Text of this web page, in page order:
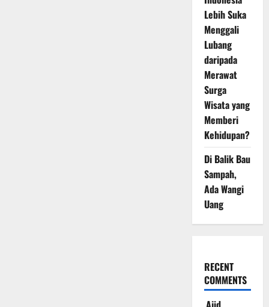
Lebih Suka
Menggali
Lubang
daripada
Merawat
Surga
Wisata yang
Memberi
Kehidupan?
Di Balik Bau
Sampah,
Ada Wangi
Uang
RECENT
COMMENTS